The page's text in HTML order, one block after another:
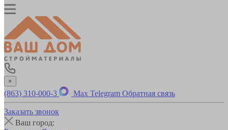
×
(863) 310-000-3 Max Telegram Обратная связь
Заказать звонок
Ваш город: